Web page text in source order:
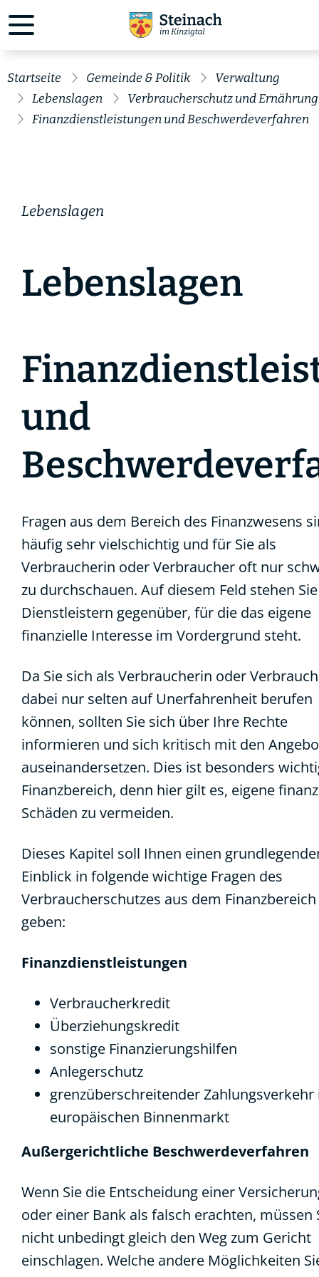
Startseite Gemeinde & Politik
Verwaltung
Lebenslagen
Verbraucherschutz und Ernährung
Finanzdienstleistungen und Beschwerdeverfahren
Lebenslagen
Lebenslagen
und
Fragen aus dem Bereich des Finanzwesens
häufig sehr vielschichtig und für Sie als
Verbraucherin oder Verbraucher oft nur
zu durchschauen. Auf diesem Feld stehen Sie
Dienstleistern gegenüber, für die das eigene
finanzielle Interesse im Vordergrund steht.
Da Sie sich als Verbraucherin oder
dabei nur selten auf Unerfahrenheit berufen
können, sollten Sie sich über Ihre Rechte
informieren und sich kritisch mit den
auseinandersetzen. Dies ist besonders
Finanzbereich, denn hier gilt es, eigene
Schäden zu vermeiden.
Dieses Kapitel soll Ihnen einen
Einblick in folgende wichtige Fragen des
Verbraucherschutzes aus dem Finanzbereich
geben:
Finanzdienstleistungen
Verbraucherkredit
Überziehungskredit
sonstige Finanzierungshilfen
Anlegerschutz
grenzüberschreitender Zahlungsverkehr
europäischen Binnenmarkt
Außergerichtliche Beschwerdeverfahren
Wenn Sie die Entscheidung einer
oder einer Bank als falsch erachten, müssen
nicht unbedingt gleich den Weg zum Gericht
einschlagen. Welche andere Möglichkeiten